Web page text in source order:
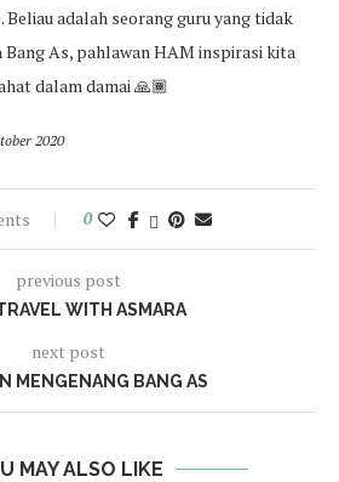
adalah seorang guru yang tidak
Bang As, pahlawan HAM inspirasi kita
dalam damai 🙏🏾
2020
0
previous post
WITH ASMARA
next post
MENGENANG BANG AS
MAY ALSO LIKE